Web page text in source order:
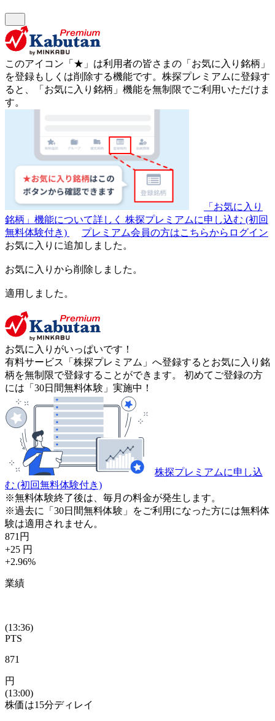
このアイコン 「★」 は利用者の皆さまの 「お気に入り銘柄」
を登録もしくは削除する機能です。 株探プレミアムに登録す
ると、「お気に入り銘柄」機能を無制限でご利用いただけま
す。
「お気に入り
銘柄」機能について詳しく 株探プレミアムに申し込む (初回
無料体験付き)
プレミアム会員の方はこちらからログイン
お気に入りに追加しました。
お気に入りから削除しました。
適用しました。
お気に入りがいっぱいです！
有料サービス「株探プレミアム」へ登録するとお気に入り銘
柄を無制限で登録することができます。 初めてご登録の方
には「30日間無料体験」実施中！
株探プレミアムに申し込
む (初回無料体験付き)
※無料体験終了後は、毎月の料金が発生します。
※過去に「30日間無料体験」をご利用になった方には無料体
験は適用されません。
871 円
+25 円
+2.96%
業績
(13:36)
PTS
871
円
(13:00)
株価は15分ディレイ